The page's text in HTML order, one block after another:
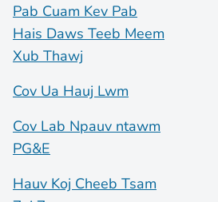
Pab Cuam Kev Pab
Hais Daws Teeb Meem
Xub Thawj
Cov Ua Hauj Lwm
Cov Lab Npauv ntawm
PG&E
Hauv Koj Cheeb Tsam